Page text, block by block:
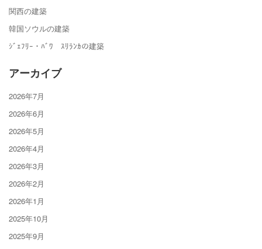
関西の建築
韓国ソウルの建築
ｼﾞｪﾌﾘｰ・ﾊﾞﾜ ｽﾘﾗﾝｶの建築
アーカイブ
2026年7月
2026年6月
2026年5月
2026年4月
2026年3月
2026年2月
2026年1月
2025年10月
2025年9月